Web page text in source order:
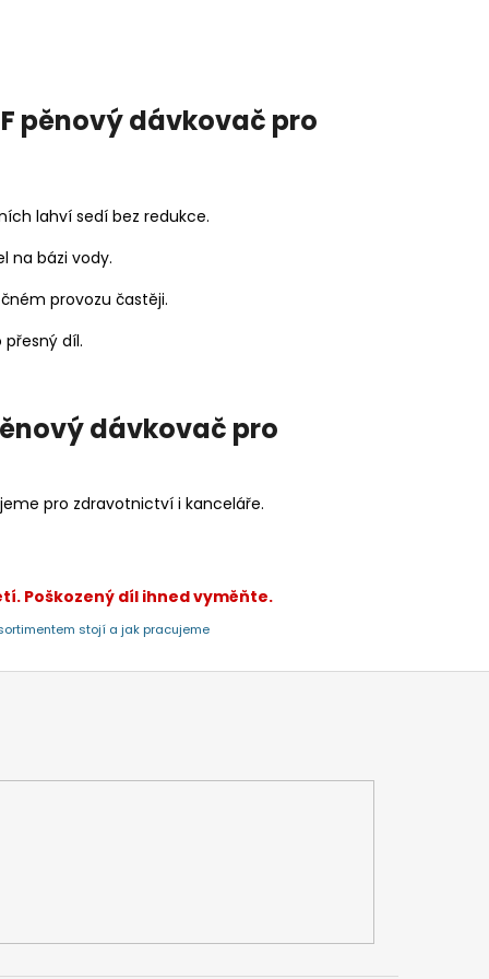
F pěnový dávkovač pro
lahví sedí bez redukce.
na bázi vody.
provozu častěji.
díl.
dávkovač pro
pro zdravotnictví i kanceláře.
Poškozený díl ihned vyměňte.
stojí a jak pracujeme